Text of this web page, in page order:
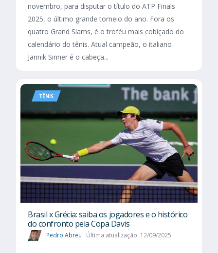
novembro, para disputar o título do ATP Finals
2025, o último grande torneio do ano. Fora os
quatro Grand Slams, é o troféu mais cobiçado do
calendário do tênis. Atual campeão, o italiano
Jannik Sinner é o cabeça...
TÊNIS
Brasil x Grécia: saiba os jogadores e o histórico
do confronto pela Copa Davis
Pedro Abreu Última atualização: 12/09/2025